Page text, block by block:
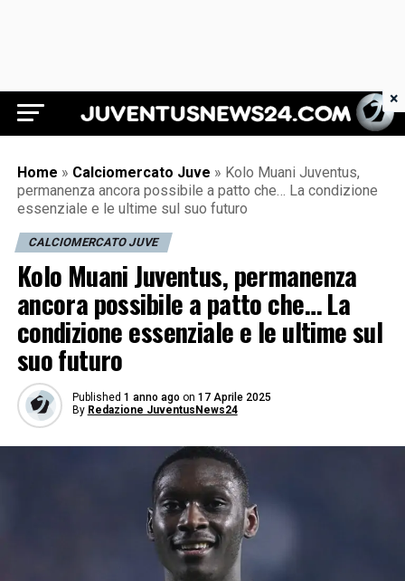
Juventus News 24
Home » Calciomercato Juve » Kolo Muani Juventus,
permanenza ancora possibile a patto che… La condizione
essenziale e le ultime sul suo futuro
CALCIOMERCATO JUVE
Kolo Muani Juventus, permanenza
ancora possibile a patto che… La
condizione essenziale e le ultime sul
suo futuro
Published 1 anno ago on 17 Aprile 2025
By Redazione JuventusNews24
×